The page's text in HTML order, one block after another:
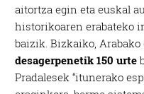
aitortza egin eta euskal
historikoaren erabateko
baizik. Bizkaiko,
desagerpenetik 150 urte
Pradalesek “itunerako